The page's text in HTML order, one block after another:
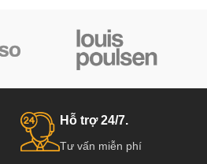
Hỗ trợ 24/7.
Tư vấn miễn phí